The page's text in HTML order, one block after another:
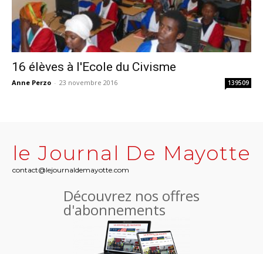
16 élèves à l'Ecole du Civisme
Anne Perzo - 23 novembre 2016 139509
le Journal De Mayotte
contact@lejournaldemayotte.com
Découvrez nos offres
d'abonnements